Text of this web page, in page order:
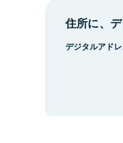
住所に、
デジタルアド